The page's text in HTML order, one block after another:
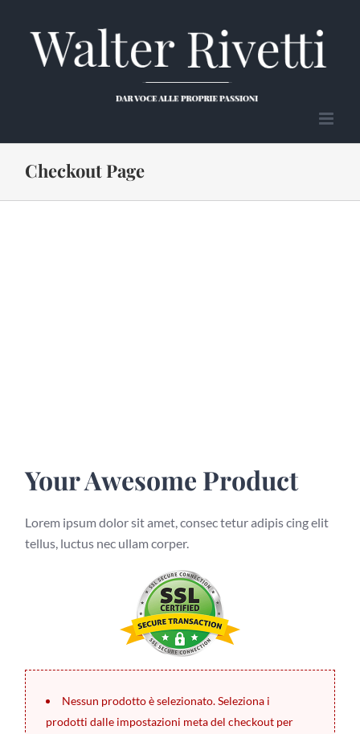
contenuto
Checkout Page
Your Awesome Product
Lorem ipsum dolorsitamet ,consecteturadipiscingelit
tellus luctus nec ullamcorper.
Nessun prodotto è selezionato. Seleziona i
prodotti dalle impostazioni meta del checkout per